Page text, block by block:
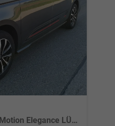
Sport Edition 1,5eHybrid DSG 4Motion Elegance LÜ 5 Sitzer